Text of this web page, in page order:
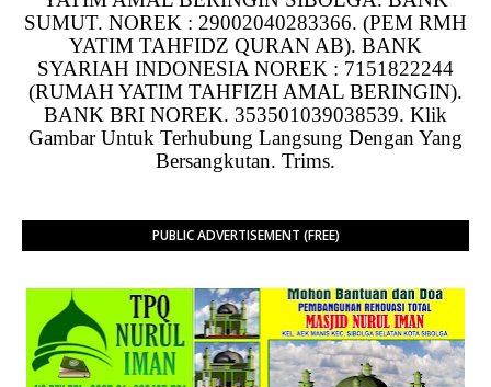
SUMUT. NOREK : 29002040283366. (PEM RMH
YATIM TAHFIDZ QURAN AB). BANK
SYARIAH INDONESIA NOREK : 7151822244
(RUMAH YATIM TAHFIZH AMAL BERINGIN).
BANK BRI NOREK. 353501039038539. Klik
Gambar Untuk Terhubung Langsung Dengan Yang
Bersangkutan. Trims.
PUBLIC ADVERTISEMENT (FREE)